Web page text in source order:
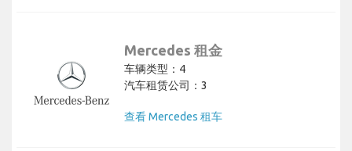
Mercedes 租金
车辆类型：4
汽车租赁公司：3
查看 Mercedes 租车